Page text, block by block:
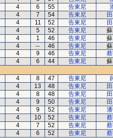
4 6 55 告東尼
4 7 54 告東尼
4 11 52 告東尼
4 5 52 告東尼
4 1 46 告東尼
4 -- 46 告東尼
4 9 46 告東尼
4 6 44 告東尼
4 8 47 告東尼
4 13 48 告東尼
4 8 48 告東尼
4 9 50 告東尼
4 9 52 告東尼
4 10 52 告東尼
4 7 52 告東尼
4 6 52 告東尼